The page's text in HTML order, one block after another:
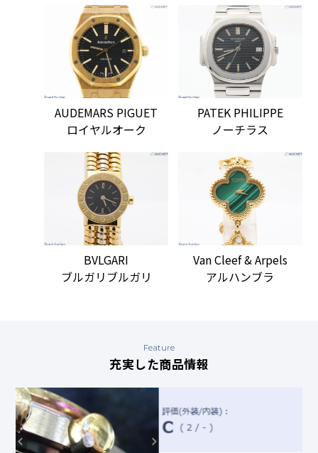
AUDEMARS PIGUET
ロイヤルオーク
PATEK PHILIPPE
ノーチラス
BVLGARI
ブルガリブルガリ
Van Cleef & Arpels
アルハンブラ
Feature
充実した商品情報